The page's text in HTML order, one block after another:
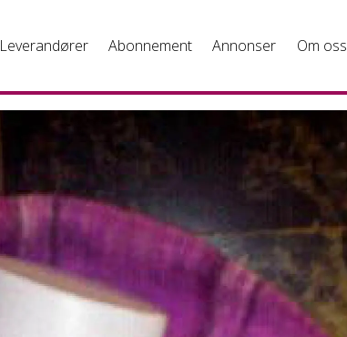
Leverandører Abonnement Annonser Om oss